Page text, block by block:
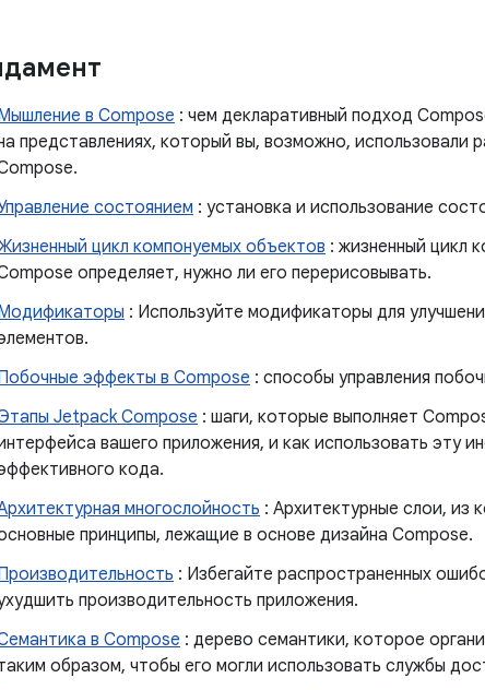
в Compose : чем декларативный подход
представлениях, который вы, возможно, использовали
состоянием : установка и использование
цикл компонуемых объектов : жизненный цикл
определяет, нужно ли его перерисовывать.
: Используйте модификаторы для
эффекты в Compose : способы управления
Jetpack Compose : шаги, которые выполняет
вашего приложения, и как использовать эту
кода.
многослойность : Архитектурные слои, из
принципы, лежащие в основе дизайна Compose.
: Избегайте распространенных
производительность приложения.
в Compose : дерево семантики, которое
образом, чтобы его могли использовать службы